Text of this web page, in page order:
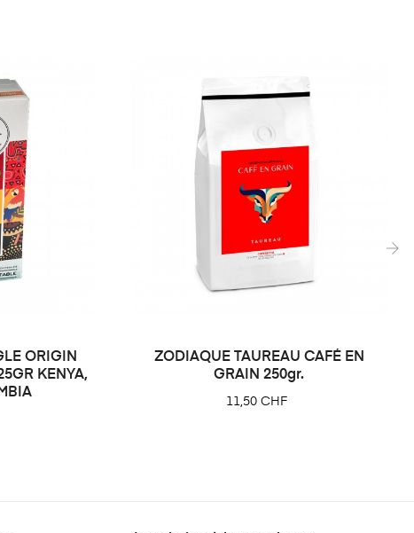
ORIGIN
KENYA,
ZODIAQUE TAUREAU CAFÉ EN
GRAIN 250gr.
Prix
11,50 CHF